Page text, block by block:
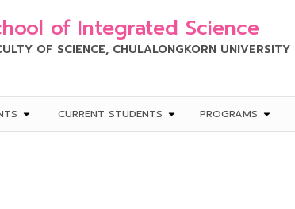
of Integrated Science
OF SCIENCE, CHULALONGKORN UNIVERSITY
CURRENT STUDENTS PROGRAMS